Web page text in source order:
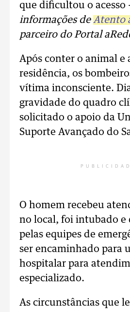
que dificultou o acesso
informações de Atento
parceiro do Portal
Após conter o animal e
residência, os
vítima inconsciente.
gravidade do quadro
solicitado o apoio da
Suporte Avançado do
O homem recebeu
no local, foi intubado e
pelas equipes de
ser encaminhado para
hospitalar para
especializado.
As circunstâncias que